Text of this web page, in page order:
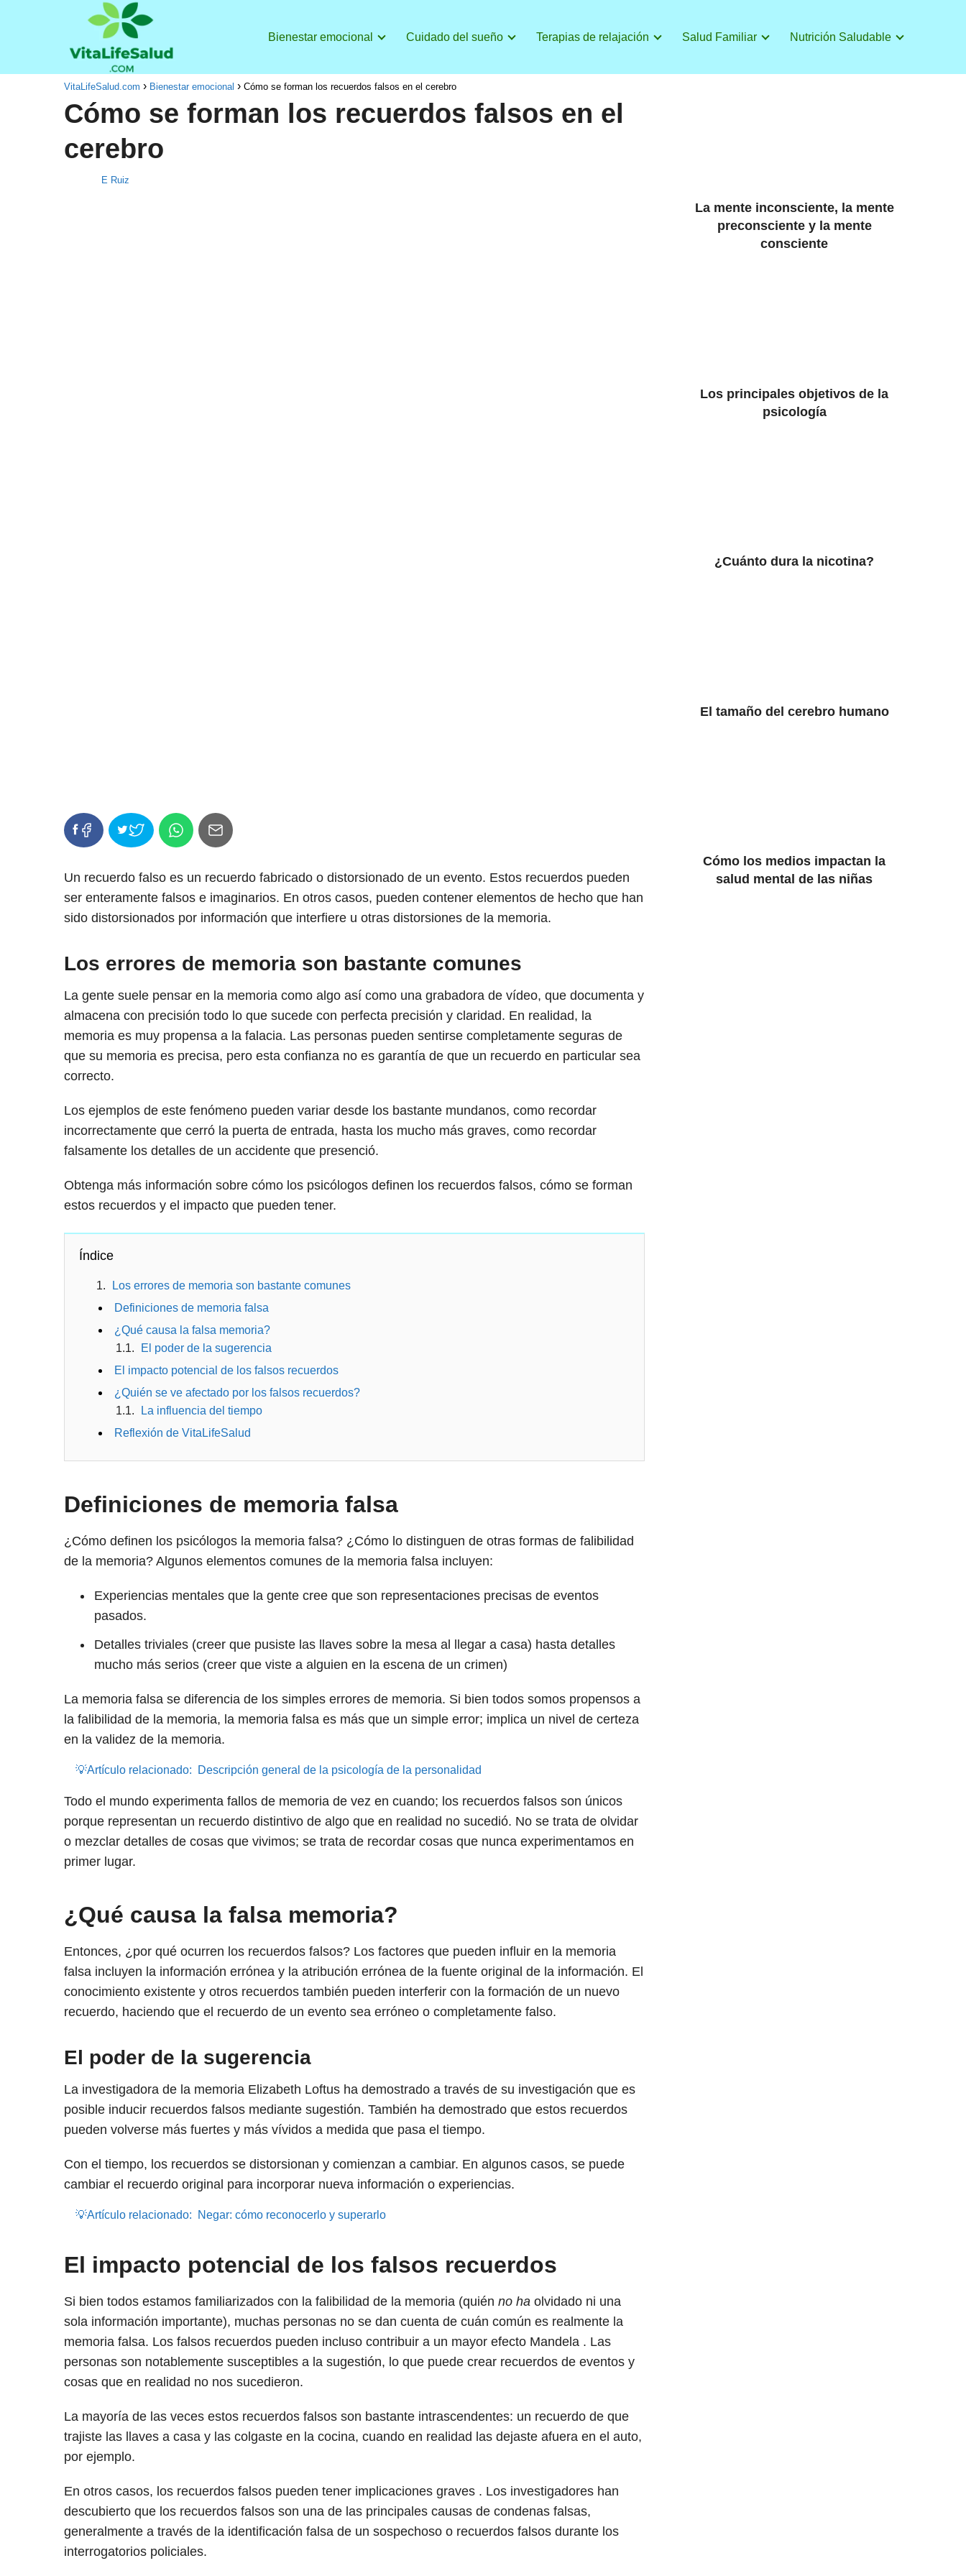
Bienestar emocional Cuidado del sueño Terapias de relajación Salud Familiar Nutrición Saludable
VitaLifeSalud.com Bienestar emocional Cómo se forman los recuerdos falsos en el cerebro
Cómo se forman los recuerdos falsos en el
cerebro
E Ruiz
Un recuerdo falso es un recuerdo fabricado o distorsionado de un evento. Estos recuerdos pueden
ser enteramente falsos e imaginarios. En otros casos, pueden contener elementos de hecho que han
sido distorsionados por información que interfiere u otras distorsiones de la memoria.
Los errores de memoria son bastante comunes
La gente suele pensar en la memoria como algo así como una grabadora de vídeo, que documenta y
almacena con precisión todo lo que sucede con perfecta precisión y claridad. En realidad, la
memoria es muy propensa a la falacia. Las personas pueden sentirse completamente seguras de
que su memoria es precisa, pero esta confianza no es garantía de que un recuerdo en particular sea
correcto.
Los ejemplos de este fenómeno pueden variar desde los bastante mundanos, como recordar
incorrectamente que cerró la puerta de entrada, hasta los mucho más graves, como recordar
falsamente los detalles de un accidente que presenció.
Obtenga más información sobre cómo los psicólogos definen los recuerdos falsos, cómo se forman
estos recuerdos y el impacto que pueden tener.
Índice
Los errores de memoria son bastante comunes
Definiciones de memoria falsa
¿Qué causa la falsa memoria?
El poder de la sugerencia
El impacto potencial de los falsos recuerdos
¿Quién se ve afectado por los falsos recuerdos?
La influencia del tiempo
Reflexión de VitaLifeSalud
Definiciones de memoria falsa
¿Cómo definen los psicólogos la memoria falsa? ¿Cómo lo distinguen de otras formas de falibilidad
de la memoria? Algunos elementos comunes de la memoria falsa incluyen:
Experiencias mentales que la gente cree que son representaciones precisas de eventos
pasados.
Detalles triviales (creer que pusiste las llaves sobre la mesa al llegar a casa) hasta detalles
mucho más serios (creer que viste a alguien en la escena de un crimen)
La memoria falsa se diferencia de los simples errores de memoria. Si bien todos somos propensos a
la falibilidad de la memoria, la memoria falsa es más que un simple error; implica un nivel de certeza
en la validez de la memoria.
💡Artículo relacionado: Descripción general de la psicología de la personalidad
Todo el mundo experimenta fallos de memoria de vez en cuando; los recuerdos falsos son únicos
porque representan un recuerdo distintivo de algo que en realidad no sucedió. No se trata de olvidar
o mezclar detalles de cosas que vivimos; se trata de recordar cosas que nunca experimentamos en
primer lugar.
¿Qué causa la falsa memoria?
Entonces, ¿por qué ocurren los recuerdos falsos? Los factores que pueden influir en la memoria
falsa incluyen la información errónea y la atribución errónea de la fuente original de la información. El
conocimiento existente y otros recuerdos también pueden interferir con la formación de un nuevo
recuerdo, haciendo que el recuerdo de un evento sea erróneo o completamente falso.
El poder de la sugerencia
La investigadora de la memoria Elizabeth Loftus ha demostrado a través de su investigación que es
posible inducir recuerdos falsos mediante sugestión. También ha demostrado que estos recuerdos
pueden volverse más fuertes y más vívidos a medida que pasa el tiempo.
Con el tiempo, los recuerdos se distorsionan y comienzan a cambiar. En algunos casos, se puede
cambiar el recuerdo original para incorporar nueva información o experiencias.
💡Artículo relacionado: Negar: cómo reconocerlo y superarlo
El impacto potencial de los falsos recuerdos
Si bien todos estamos familiarizados con la falibilidad de la memoria (quién no ha olvidado ni una
sola información importante), muchas personas no se dan cuenta de cuán común es realmente la
memoria falsa. Los falsos recuerdos pueden incluso contribuir a un mayor efecto Mandela . Las
personas son notablemente susceptibles a la sugestión, lo que puede crear recuerdos de eventos y
cosas que en realidad no nos sucedieron.
La mayoría de las veces estos recuerdos falsos son bastante intrascendentes: un recuerdo de que
trajiste las llaves a casa y las colgaste en la cocina, cuando en realidad las dejaste afuera en el auto,
por ejemplo.
En otros casos, los recuerdos falsos pueden tener implicaciones graves . Los investigadores han
descubierto que los recuerdos falsos son una de las principales causas de condenas falsas,
generalmente a través de la identificación falsa de un sospechoso o recuerdos falsos durante los
interrogatorios policiales.
La mente inconsciente, la mente
preconsciente y la mente
consciente
Los principales objetivos de la
psicología
¿Cuánto dura la nicotina?
El tamaño del cerebro humano
Cómo los medios impactan la
salud mental de las niñas